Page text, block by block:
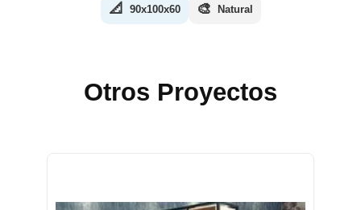
📐 90x100x60 🎨 Natural
Otros Proyectos